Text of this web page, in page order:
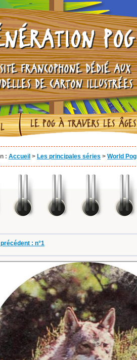
POG
FRANCOPHONE DÉDIÉ AUX
DE CARTON ILLUSTRÉES
LE POG À TRAVERS LES ÂGES
: Accueil > Les principales séries > World
: n°1